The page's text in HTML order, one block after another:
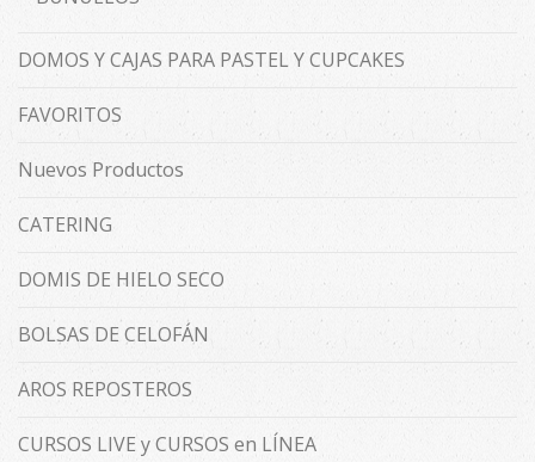
DOMOS Y CAJAS PARA PASTEL Y CUPCAKES
FAVORITOS
Nuevos Productos
CATERING
DOMIS DE HIELO SECO
BOLSAS DE CELOFÁN
AROS REPOSTEROS
CURSOS LIVE y CURSOS en LÍNEA